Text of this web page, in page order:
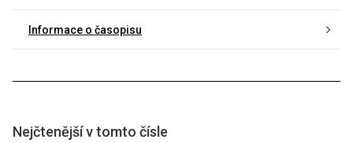
Informace o časopisu
Nejčtenější v tomto čísle